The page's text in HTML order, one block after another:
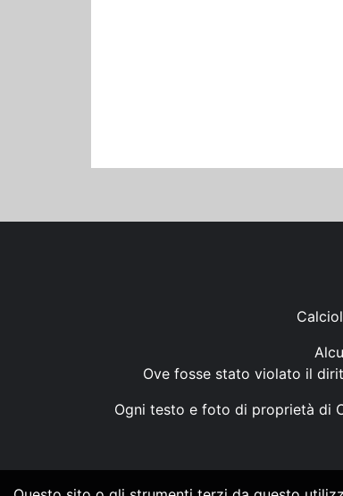
Ove fosse stato violato il
Ogni testo e foto di proprietà di